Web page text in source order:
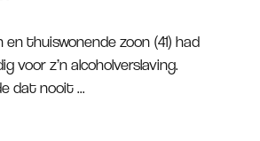
en thuiswonende zoon (41) had
voor z’n alcoholverslaving.
dat nooit ...